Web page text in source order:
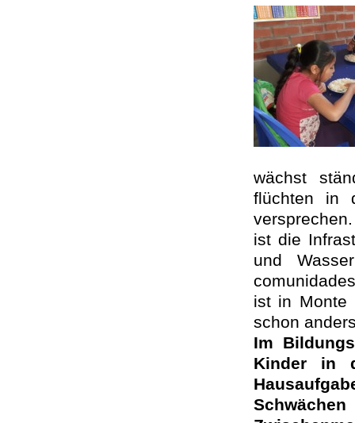
wächst
flüchten in
ist die
und
ist in Monte
schon
Im
Kinder in